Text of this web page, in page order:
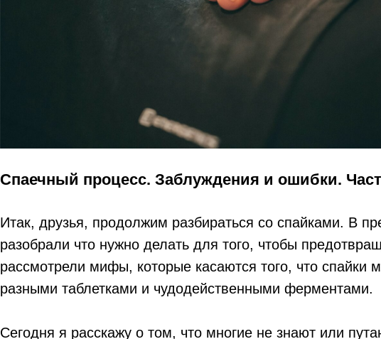
Спаечный процесс. Заблуждения и ошибки.
Итак, друзья, продолжим разбираться со спайками. В
разобрали что нужно делать для того, чтобы
рассмотрели мифы, которые касаются того, что спайки
разными таблетками и чудодейственными ферментами.
Сегодня я расскажу о том, что многие не знают или